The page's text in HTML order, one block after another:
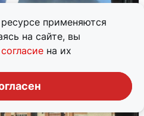
применяются
на сайте, вы
согласие на их